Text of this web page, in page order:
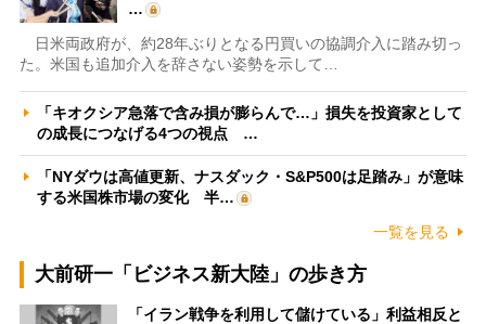
…
日米両政府が、約28年ぶりとなる円買いの協調介入に踏み切っ
た。米国も追加介入を辞さない姿勢を示して…
「キオクシア急落で含み損が膨らんで…」損失を投資家として
の成長につなげる4つの視点 …
「NYダウは高値更新、ナスダック・S&P500は足踏み」が意味
する米国株市場の変化 半…
一覧を見る
大前研一「ビジネス新大陸」の歩き方
「イラン戦争を利用して儲けている」利益相反と